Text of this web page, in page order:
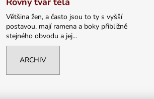
Většina žen, a často jsou to ty s vyšší
postavou, mají ramena a boky přibližně
stejného obvodu a jej...
ARCHIV